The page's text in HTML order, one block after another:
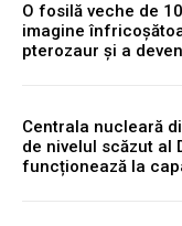
O fosilă veche de
imagine
pterozaur și a
Centrala nucleară
de nivelul scăzut al
funcționează la